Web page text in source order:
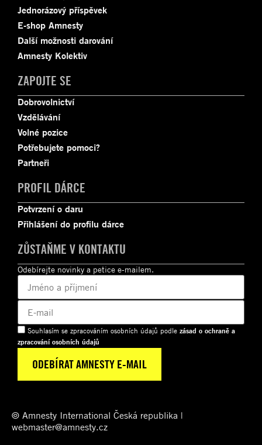
Jednorázový příspěvek
E-shop Amnesty
Další možnosti darování
Amnesty Kolektiv
ZAPOJTE SE
Dobrovolnictví
Vzdělávání
Volné pozice
Potřebujete pomoci?
Partneři
PROFIL DÁRCE
Potvrzení o daru
Přihlášení do profilu dárce
ZŮSTAŇME V KONTAKTU
Odebírejte novinky a petice e-mailem.
Souhlasím se zpracováním osobních údajů podle zásad o ochraně a
zpracování osobních údajů
© Amnesty International Česká republika |
webmaster@amnesty.cz